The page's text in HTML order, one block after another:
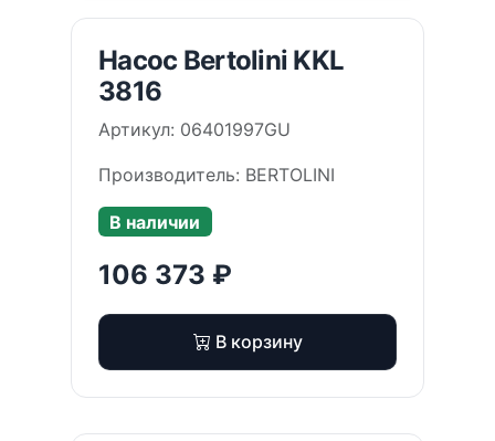
Насос Bertolini KKL
3816
Артикул: 06401997GU
Производитель: BERTOLINI
В наличии
106 373 ₽
В корзину